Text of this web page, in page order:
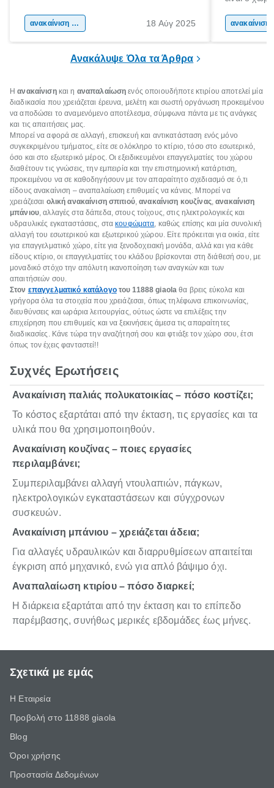
αναμφισβήτητα η “καρδιά” του σπιτιού.
ανακαίνιση σπιτιού 18 Αύγ 2025
Επομένως,
Ανακάλυψε Όλα τα Άρθρα
Ηανακαίνισηκαι η αναπαλαίωση ενός οποιουδήποτε κτιρίου αποτελεί μία
διαδικασία που χρειάζεται έρευνα, μελέτη και σωστή οργάνωση προκειμένου
να αποδώσει το αναμενόμενο αποτέλεσμα, σύμφωνα πάντα με τις ανάγκες
και τις απαιτήσεις μας.
Μπορεί να αφορά σε αλλαγή, επισκευή και αντικατάσταση ενός μόνο
συγκεκριμένου τμήματος, είτε σε ολόκληρο το κτίριο, τόσο στο εσωτερικό,
όσο και στο εξωτερικό μέρος. Οι εξειδικευμένοι επαγγελματίες του χώρου
διαθέτουν τις γνώσεις, την εμπειρία και την επιστημονική κατάρτιση,
προκειμένου να σε καθοδηγήσουν με τον απαραίτητο σχεδιασμό σε ό,τι
είδους ανακαίνιση – αναπαλαίωση επιθυμείς να κάνεις. Μπορεί να
χρειάζεσαι ολική ανακαίνιση σπιτιού,ανακαίνιση κουζίνας,ανακαίνιση
μπάνιου, αλλαγές στα δάπεδα, στους τοίχους, στις ηλεκτρολογικές και
υδραυλικές εγκαταστάσεις, στακουφώματα, καθώς επίσης και μία συνολική
αλλαγή του εσωτερικού και εξωτερικού χώρου. Είτε πρόκειται για οικία, είτε
για επαγγελματικό χώρο, είτε για ξενοδοχειακή μονάδα, αλλά και για κάθε
είδους κτίριο, οι επαγγελματίες του κλάδου βρίσκονται στη διάθεσή σου, με
μοναδικό στόχο την απόλυτη ικανοποίηση των αναγκών και των
απαιτήσεών σου.
Στον επαγγελματικό κατάλογοτου 11888giaola θα βρεις εύκολα και
γρήγορα όλα τα στοιχεία που χρειάζεσαι, όπως τηλέφωνα επικοινωνίας,
διευθύνσεις και ωράρια λειτουργίας, ούτως ώστε να επιλέξεις την
επιχείρηση που επιθυμείς και να ξεκινήσεις άμεσα τις απαραίτητες
διαδικασίες. Κάνε τώρα την αναζήτησή σου και φτιάξε τον χώρο σου, έτσι
όπως τον έχεις φανταστεί!!
Συχνές Ερωτήσεις
Ανακαίνιση παλιάς πολυκατοικίας – πόσο κοστίζει;
Το κόστος εξαρτάται από την έκταση, τις εργασίες και τα
υλικά που θα χρησιμοποιηθούν.
Ανακαίνιση κουζίνας – ποιες εργασίες
περιλαμβάνει;
Συμπεριλαμβάνει αλλαγή ντουλαπιών, πάγκων,
ηλεκτρολογικών εγκαταστάσεων και σύγχρονων
συσκευών.
Ανακαίνιση μπάνιου – χρειάζεται άδεια;
Για αλλαγές υδραυλικών και διαρρυθμίσεων απαιτείται
έγκριση από μηχανικό, ενώ για απλό βάψιμο όχι.
Αναπαλαίωση κτιρίου – πόσο διαρκεί;
Η διάρκεια εξαρτάται από την έκταση και το επίπεδο
παρέμβασης, συνήθως μερικές εβδομάδες έως μήνες.
Σχετικά με εμάς
Η Εταιρεία
Προβολή στο 11888 giaola
Blog
Όροι χρήσης
Προστασία Δεδομένων